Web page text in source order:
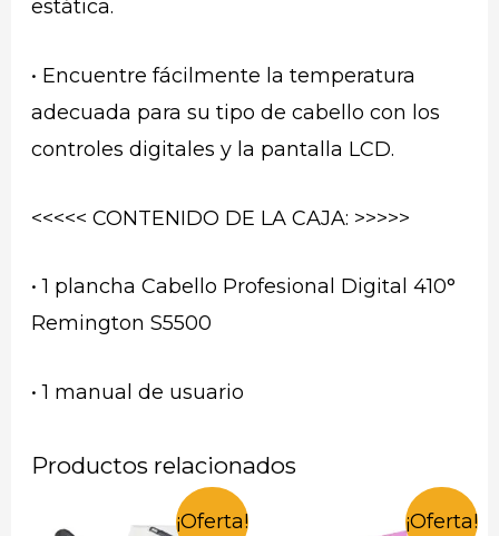
estática.
• Encuentre fácilmente la temperatura
adecuada para su tipo de cabello con los
controles digitales y la pantalla LCD.
<<<<< CONTENIDO DE LA CAJA: >>>>>
• 1 plancha Cabello Profesional Digital 410°
Remington S5500
• 1 manual de usuario
Productos relacionados
¡Oferta! ¡Oferta!